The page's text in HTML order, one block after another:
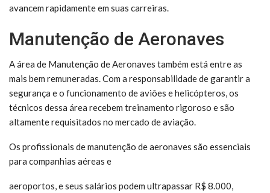
avancem rapidamente em suas carreiras.
Manutenção de Aeronaves
A área de Manutenção de Aeronaves também está entre as
mais bem remuneradas. Com a responsabilidade de garantir a
segurança e o funcionamento de aviões e helicópteros, os
técnicos dessa área recebem treinamento rigoroso e são
altamente requisitados no mercado de aviação.
Os profissionais de manutenção de aeronaves são essenciais
para companhias aéreas e
aeroportos, e seus salários podem ultrapassar R$ 8.000,